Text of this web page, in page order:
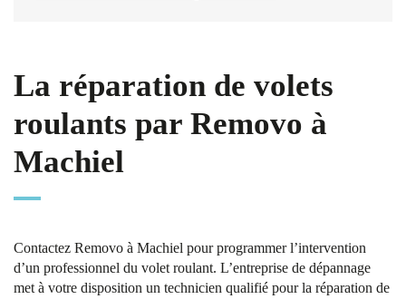
La réparation de volets
roulants par Removo à
Machiel
Contactez Removo à Machiel pour programmer l’intervention
d’un professionnel du volet roulant. L’entreprise de dépannage
met à votre disposition un technicien qualifié pour la réparation de